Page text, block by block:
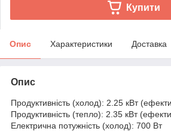
Купити
Опис Характеристики Доставка
Опис
Продуктивність (холод): 2.25 кВт
Продуктивність (тепло): 2.35 кВт
Електрична потужність (холод): 700 Вт